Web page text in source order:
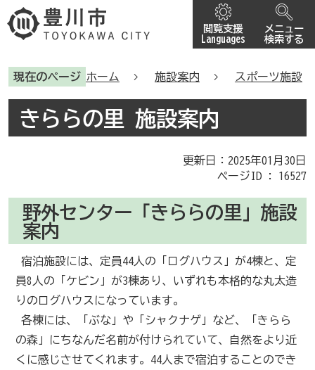
閲覧支援
Languages
メニュー
検索する
現在のページ ホーム 施設案内 スポーツ施設
きららの里 施設案内
更新日：2025年01月30日
ページID : 16527
野外センター「きららの里」施設
案内
宿泊施設には、定員44人の「ログハウス」が4棟と、定
員8人の「ケビン」が3棟あり、いずれも本格的な丸太造
りのログハウスになっています。
各棟には、「ぶな」や「シャクナゲ」など、「きらら
の森」にちなんだ名前が付けられていて、自然をより近
くに感じさせてくれます。44人まで宿泊することのでき